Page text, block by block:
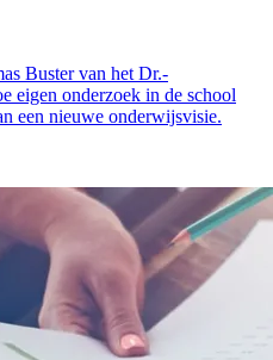
Buster van het Dr.-
eigen onderzoek in de school
een nieuwe onderwijsvisie.